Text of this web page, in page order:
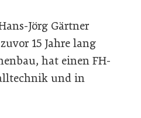
Jörg Gärtner
15 Jahre lang
hat einen FH-
und in